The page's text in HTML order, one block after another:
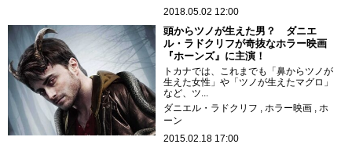
2018.05.02 12:00
頭からツノが生えた男？ ダニエ
ル・ラドクリフが奇抜なホラー映画
『ホーンズ』に主演！
トカナでは、これまでも「鼻からツノが
生えた女性」や「ツノが生えたマグロ」
など、ツ...
ダニエル・ラドクリフ
ホラー映画
ホ
ーン
2015.02.18 17:00